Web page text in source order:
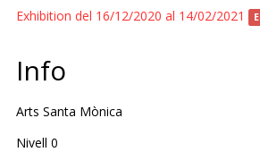
Exhibition del 16/12/2020 al 14/02/2021
Info
Arts Santa Mònica
Nivell 0